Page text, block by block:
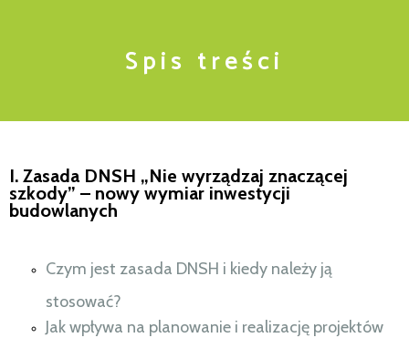
S p i s t r e ś c i
I. Zasada DNSH „Nie wyrządzaj znaczącej
szkody” – nowy wymiar inwestycji
budowlanych
Czym jest zasada DNSH i kiedy należy ją
stosować?
Jak wpływa na planowanie i realizację projektów